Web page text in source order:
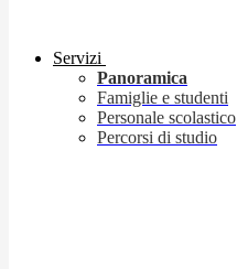
Servizi
Panoramica
Famiglie e studenti
Personale scolastico
Percorsi di studio